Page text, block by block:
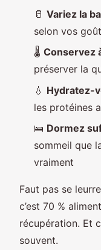
🥛 Variez la
selon vos
🌡️ Conservez
préserver la
💧 Hydratez-
les protéines
🛌 Dormez
sommeil que
vraiment
Faut pas se
c’est 70 %
récupération. Et
souvent.